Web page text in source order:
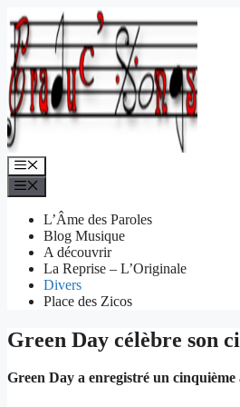
Aller
au
contenu
Menu
L’Âme des Paroles
Blog Musique
A découvrir
La Reprise – L’Originale
Divers
Place des Zicos
Green Day célèbre son
Green Day a enregistré un